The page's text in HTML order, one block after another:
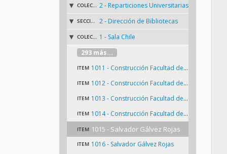
COLECCIÓN 2 - Reparticiones Universitarias
SECCIÓN 2 - Dirección de Bibliotecas
COLECCIÓN 1 - Sala Chile
293 más...
ITEM 1011 - Construcción Facultad de Ingeniería
ITEM 1012 - Construcción Facultad de Ingeniería
ITEM 1013 - Construcción Facultad de Ingeniería
ITEM 1014 - Construcción Facultad de Ingeniería
ITEM 1015 - Salvador Gálvez Rojas
ITEM 1016 - Salvador Gálvez Rojas